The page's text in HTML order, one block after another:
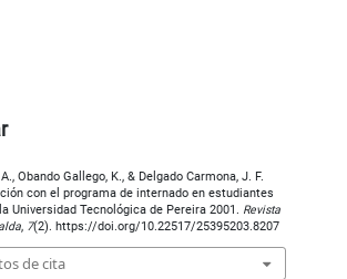
Obando Gallego, K., & Delgado Carmona, J. F.
con el programa de internado en estudiantes
Universidad Tecnológica de Pereira 2001. Revista
, 7(2). https://doi.org/10.22517/25395203.8207
de cita